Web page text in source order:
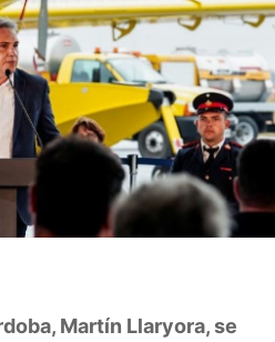
Martín Llaryora, se